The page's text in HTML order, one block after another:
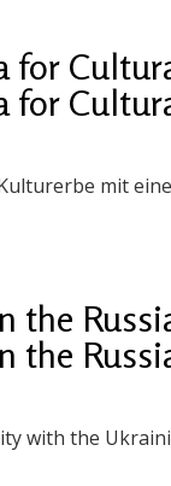
for
for
mit
the
the
with the